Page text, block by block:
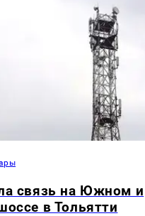
связь на Южном и
в Тольятти